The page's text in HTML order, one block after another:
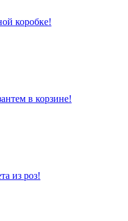
коробке!
в корзине!
из роз!